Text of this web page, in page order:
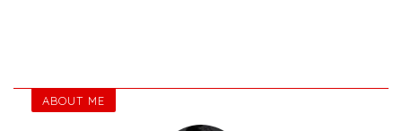
ABOUT ME